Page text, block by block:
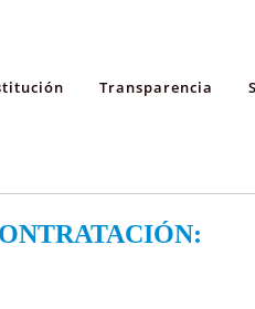
Transparencia